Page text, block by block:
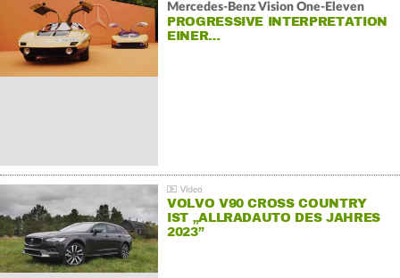
Mercedes-Benz Vision One-Eleven
PROGRESSIVE INTERPRETATION
EINER…
VOLVO V90 CROSS COUNTRY
IST „ALLRADAUTO DES JAHRES
2023”